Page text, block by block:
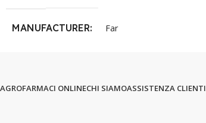
MANUFACTURER Far
AGROFARMACI ONLINECHI SIAMOASSISTENZA CLIENTI